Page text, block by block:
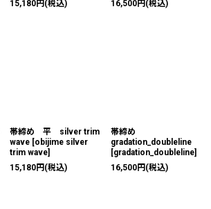
15,180円 (税込)
16,500円 (税込)
帯締め 平 silver trim
wave [obijime silver
trim wave]
15,180円 (税込)
帯締め
gradation_doubleline
[gradation_doubleline]
16,500円 (税込)